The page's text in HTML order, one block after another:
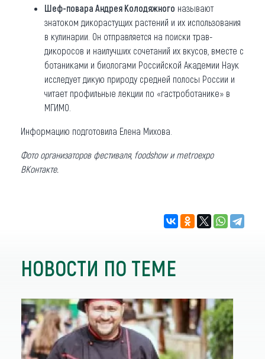
Шеф-повара Андрея Колодяжного называют
знатоком дикорастущих растений и их использования
в кулинарии. Он отправляется на поиски трав-
дикоросов и наилучших сочетаний их вкусов, вместе с
ботаниками и биологами Российской Академии Наук
исследует дикую природу средней полосы России и
читает профильные лекции по «гастроботанике» в
МГИМО.
Информацию подготовила Елена Михова.
Фото организаторов фестиваля, foodshow и metroexpo
ВКонтакте.
НОВОСТИ ПО ТЕМЕ